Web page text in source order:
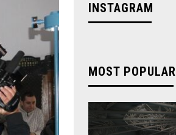
INSTAGRAM
MOST POPULAR